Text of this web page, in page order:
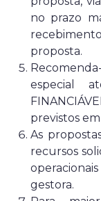
no prazo
proposta.
especial
previstos
As
recursos
gestora.